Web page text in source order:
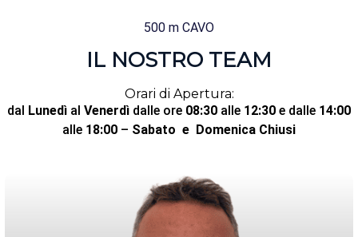
500 m CAVO
IL NOSTRO TEAM
Orari di Apertura:
dal Lunedì al Venerdì dalle ore 08:30 alle 12:30 e dalle 14:00
alle 18:00 – Sabato e Domenica Chiusi